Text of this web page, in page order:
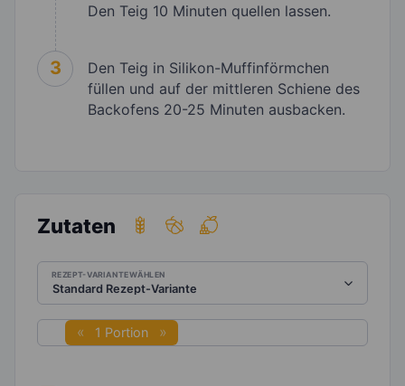
Den Teig 10 Minuten quellen lassen.
3
Den Teig in Silikon-Muffinförmchen
füllen und auf der mittleren Schiene des
Backofens 20-25 Minuten ausbacken.
Zutaten
REZEPT-VARIANTE WÄHLEN
1 Portion